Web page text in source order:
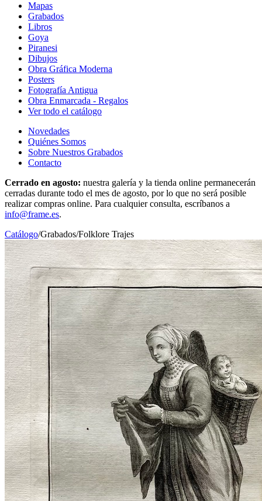
Mapas
Grabados
Libros
Goya
Piranesi
Dibujos
Obra Gráfica Moderna
Posters
Fotografía Antigua
Obra Enmarcada - Regalos
Ver todo el catálogo
Novedades
Quiénes Somos
Sobre Nuestros Grabados
Contacto
Cerrado en agosto: nuestra galería y la tienda online permanecerán
cerradas durante todo el mes de agosto, por lo que no será posible
realizar compras online. Para cualquier consulta, escríbanos a
info@frame.es.
Catálogo/Grabados/Folklore Trajes